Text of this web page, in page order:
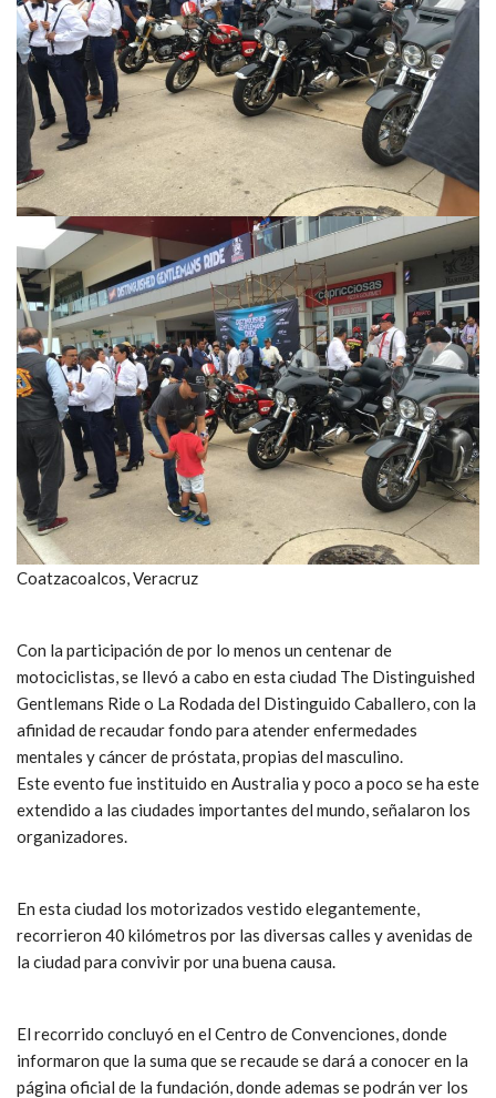
Coatzacoalcos, Veracruz
Con la participación de por lo menos un centenar de
motociclistas, se llevó a cabo en esta ciudad The Distinguished
Gentlemans Ride o La Rodada del Distinguido Caballero, con la
afinidad de recaudar fondo para atender enfermedades
mentales y cáncer de próstata, propias del masculino.
Este evento fue instituido en Australia y poco a poco se ha este
extendido a las ciudades importantes del mundo, señalaron los
organizadores.
En esta ciudad los motorizados vestido elegantemente,
recorrieron 40 kilómetros por las diversas calles y avenidas de
la ciudad para convivir por una buena causa.
El recorrido concluyó en el Centro de Convenciones, donde
informaron que la suma que se recaude se dará a conocer en la
página oficial de la fundación, donde ademas se podrán ver los